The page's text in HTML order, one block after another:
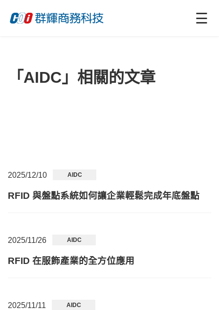
☰
「AIDC」相關的文章
2025/12/10 AIDC
RFID 與盤點系統如何讓企業輕鬆完成年底盤點
2025/11/26 AIDC
RFID 在服飾產業的全方位應用
2025/11/11 AIDC